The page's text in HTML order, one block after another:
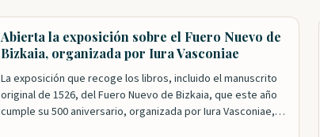
Abierta la exposición sobre el Fuero Nuevo de
Bizkaia, organizada por Iura Vasconiae
La exposición que recoge los libros, incluido el manuscrito
original de 1526, del Fuero Nuevo de Bizkaia, que este año
cumple su 500 aniversario, organizada por Iura Vasconiae,